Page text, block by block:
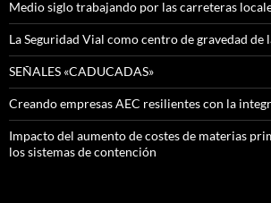
Medio siglo trabajando por las carreteras
La Seguridad Vial como centro de gravedad de
SEÑALES «CADUCADAS»
Creando empresas AEC resilientes con la
Impacto del aumento de costes de materias
los sistemas de contención